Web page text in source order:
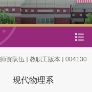
师资队伍 教职工版本 004130
现代物理系